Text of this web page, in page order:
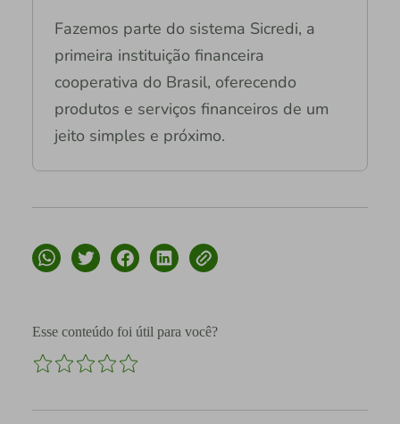
Fazemos parte do sistema Sicredi, a
primeira instituição financeira
cooperativa do Brasil, oferecendo
produtos e serviços financeiros de um
jeito simples e próximo.
Esse conteúdo foi útil para você?